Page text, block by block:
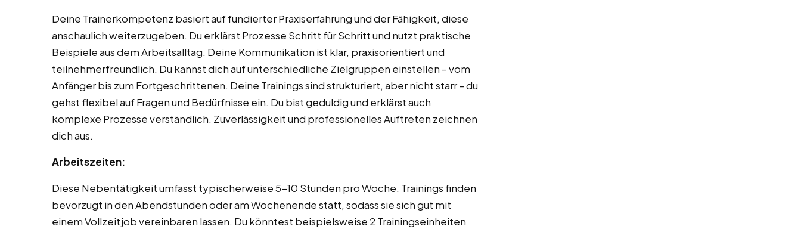
Deine Trainerkompetenz basiert auf fundierter Praxiserfahrung und der Fähigkeit, diese
anschaulich weiterzugeben. Du erklärst Prozesse Schritt für Schritt und nutzt praktische
Beispiele aus dem Arbeitsalltag. Deine Kommunikation ist klar, praxisorientiert und
teilnehmerfreundlich. Du kannst dich auf unterschiedliche Zielgruppen einstellen – vom
Anfänger bis zum Fortgeschrittenen. Deine Trainings sind strukturiert, aber nicht starr – du
gehst flexibel auf Fragen und Bedürfnisse ein. Du bist geduldig und erklärst auch
komplexe Prozesse verständlich. Zuverlässigkeit und professionelles Auftreten zeichnen
dich aus.
Arbeitszeiten:
Diese Nebentätigkeit umfasst typischerweise 5-10 Stunden pro Woche. Trainings finden
bevorzugt in den Abendstunden oder am Wochenende statt, sodass sie sich gut mit
einem Vollzeitjob vereinbaren lassen. Du könntest beispielsweise 2 Trainingseinheiten